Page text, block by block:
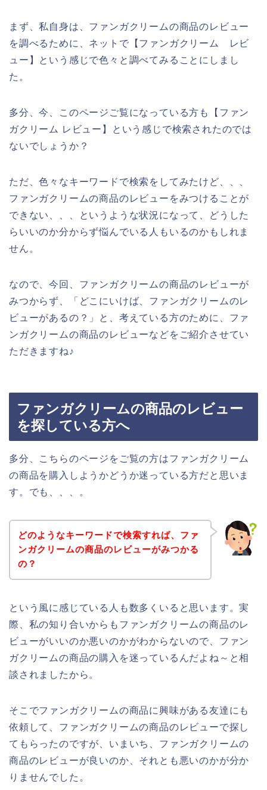
まず、私自身は、ファンガクリームの商品のレビュー
を調べるために、ネットで【ファンガクリーム レビ
ュー】という感じで色々と調べてみることにしまし
た。
多分、今、このページご覧になっている方も【ファン
ガクリーム レビュー】という感じで検索されたのでは
ないでしょうか？
ただ、色々なキーワードで検索をしてみたけど、、、
ファンガクリームの商品のレビューをみつけることが
できない、、、というような状況になって、どうした
らいいのか分からず悩んでいる人もいるのかもしれま
せん。
なので、今回、ファンガクリームの商品のレビューが
みつからず、「どこにいけば、ファンガクリームのレ
ビューがあるの？」と、考えている方のために、ファ
ンガクリームの商品のレビューなどをご紹介させてい
ただきますね♪
ファンガクリームの商品のレビュー
を探している方へ
多分、こちらのページをご覧の方はファンガクリーム
の商品を購入しようかどうか迷っている方だと思いま
す。でも、、、。
どのようなキーワードで検索すれば、ファ
ンガクリームの商品のレビューがみつかる
の？
という風に感じている人も数多くいると思います。実
際、私の知り合いからもファンガクリームの商品のレ
ビューがいいのか悪いのかがわからないので、ファン
ガクリームの商品の購入を迷っているんだよね～と相
談されましたから。
そこでファンガクリームの商品に興味がある友達にも
依頼して、ファンガクリームの商品のレビューで探し
てもらったのですが、いまいち、ファンガクリームの
商品のレビューが良いのか、それとも悪いのかが分か
りませんでした。